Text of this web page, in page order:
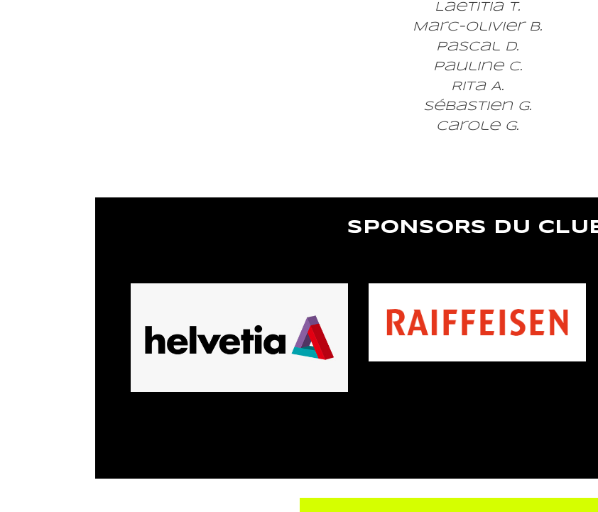
Laetitia T.
Marc-Olivier B.
Pascal D.
Pauline C.
Rita A.
Sébastien G.
Carole G.
SPONSORS DU